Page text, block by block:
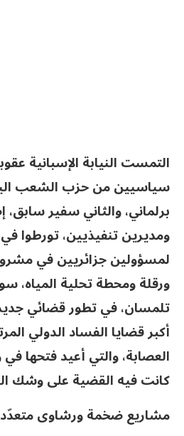
التمست النيابة الإسبانية
سياسيين من حزب الشعب
برلماني، والثاني سفير
ومديرين تنفيذيين، تورطوا
لمسؤولين جزائريين في
ورقلة ومحطة تحلية المياه،
تلمسان، في تطور قضائي
أكبر قضايا الفساد الدولي
العصابة، والتي أعيد فتحها
كانت فيه القضية على وشك
مشاريع ضخمة ورشاوى